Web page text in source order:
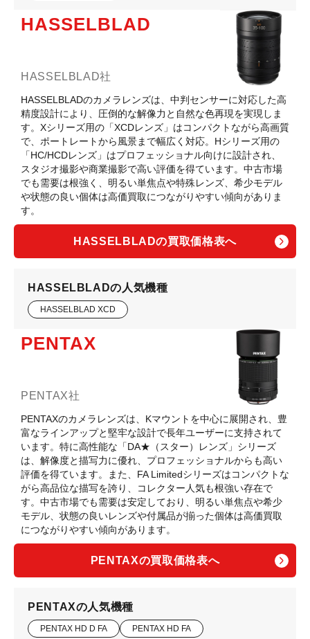
HASSELBLAD
HASSELBLAD社
HASSELBLADのカメラレンズは、中判センサーに対応した高
精度設計により、圧倒的な解像力と自然な色再現を実現しま
す。Xシリーズ用の「XCDレンズ」はコンパクトながら高画質
で、ポートレートから風景まで幅広く対応。Hシリーズ用の
「HC/HCDレンズ」はプロフェッショナル向けに設計され、
スタジオ撮影や商業撮影で高い評価を得ています。中古市場
でも需要は根強く、明るい単焦点や特殊レンズ、希少モデル
や状態の良い個体は高価買取につながりやすい傾向がありま
す。
HASSELBLADの買取価格表へ
HASSELBLADの人気機種
HASSELBLAD XCD
PENTAX
PENTAX社
PENTAXのカメラレンズは、Kマウントを中心に展開され、豊
富なラインアップと堅牢な設計で長年ユーザーに支持されて
います。特に高性能な「DA★（スター）レンズ」シリーズ
は、解像度と描写力に優れ、プロフェッショナルからも高い
評価を得ています。また、FA Limitedシリーズはコンパクトな
がら高品位な描写を誇り、コレクター人気も根強い存在で
す。中古市場でも需要は安定しており、明るい単焦点や希少
モデル、状態の良いレンズや付属品が揃った個体は高価買取
につながりやすい傾向があります。
PENTAXの買取価格表へ
PENTAXの人気機種
PENTAX HD D FA PENTAX HD FA